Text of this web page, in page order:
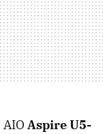
Aspire U5-